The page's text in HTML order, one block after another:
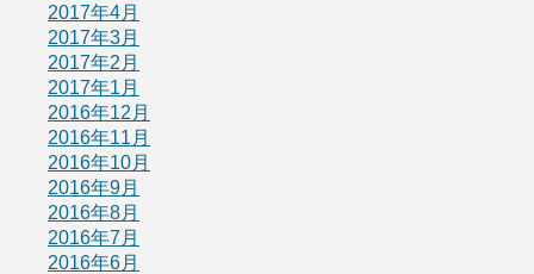
2017年4月
2017年3月
2017年2月
2017年1月
2016年12月
2016年11月
2016年10月
2016年9月
2016年8月
2016年7月
2016年6月